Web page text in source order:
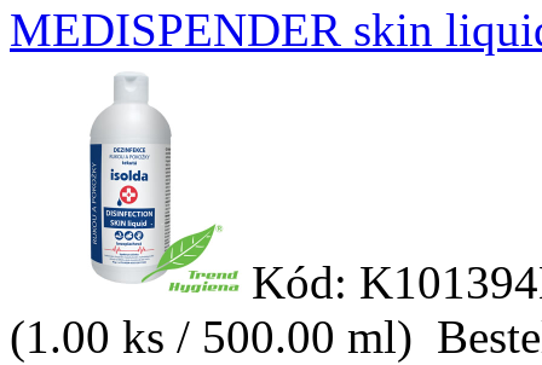
MEDISPENDER skin
Kód: K101394
(1.00 ks / 500.00 ml)